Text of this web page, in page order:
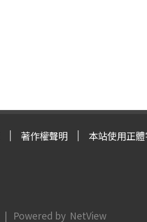
著作權聲明 本站使用正
| Powered by NetView